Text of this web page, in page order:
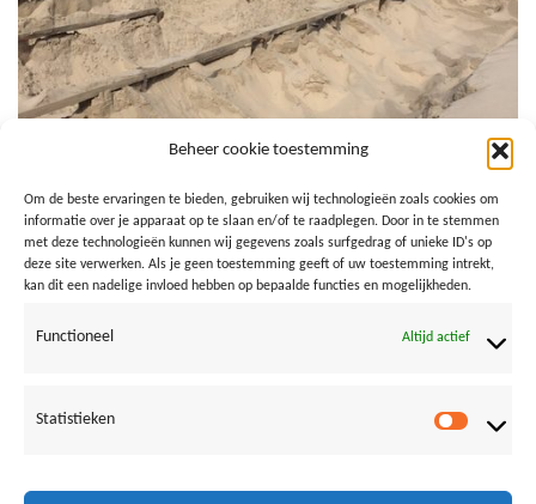
Beheer cookie toestemming
Om de beste ervaringen te bieden, gebruiken wij technologieën zoals cookies om
informatie over je apparaat op te slaan en/of te raadplegen. Door in te stemmen
met deze technologieën kunnen wij gegevens zoals surfgedrag of unieke ID's op
deze site verwerken. Als je geen toestemming geeft of uw toestemming intrekt,
kan dit een nadelige invloed hebben op bepaalde functies en mogelijkheden.
Functioneel Altijd actief
Statistieken
Both comments and trackbacks are currently closed.
Next→